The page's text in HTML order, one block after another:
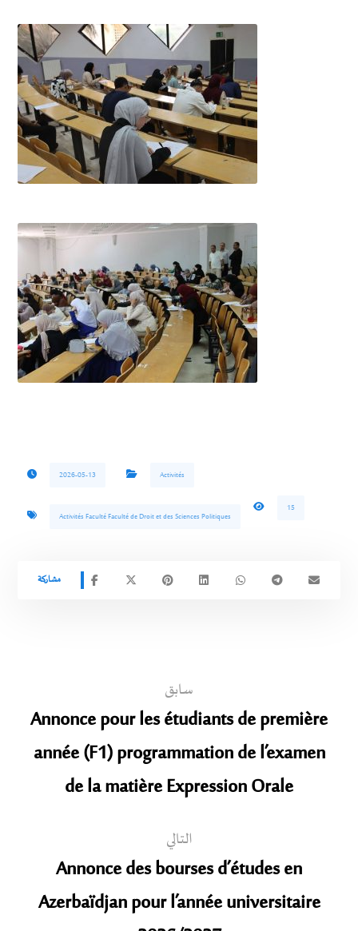
2026-05-13 Activités
Activités Faculté Faculté de Droit et des Sciences Politiques
15
سابق
Annonce pour les étudiants de première
année (F1) programmation de l’examen
de la matière Expression Orale
التالي
Annonce des bourses d’études en
Azerbaïdjan pour l’année universitaire